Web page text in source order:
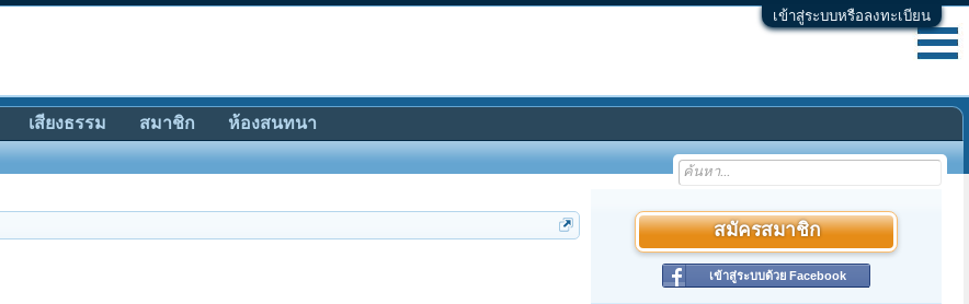
เข้าสู่ระบบหรือลงทะเบียน
สมัครสมาชิก
เข้าสู่ระบบด้วย Facebook
เสียงธรรม สมาชิก ห้องสนทนา